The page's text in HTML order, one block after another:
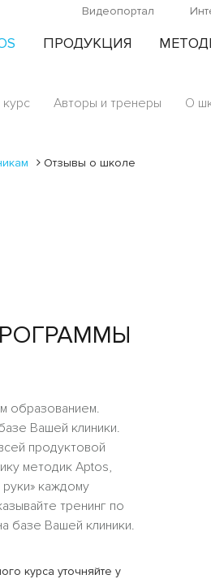
Видеопортал
ПРОДУКЦИЯ
курс Авторы и тренеры О
Отзывы о школе
образованием.
Вашей клиники.
продуктовой
методик Aptos,
каждому
тренинг по
базе Вашей клиники.
курса уточняйте у